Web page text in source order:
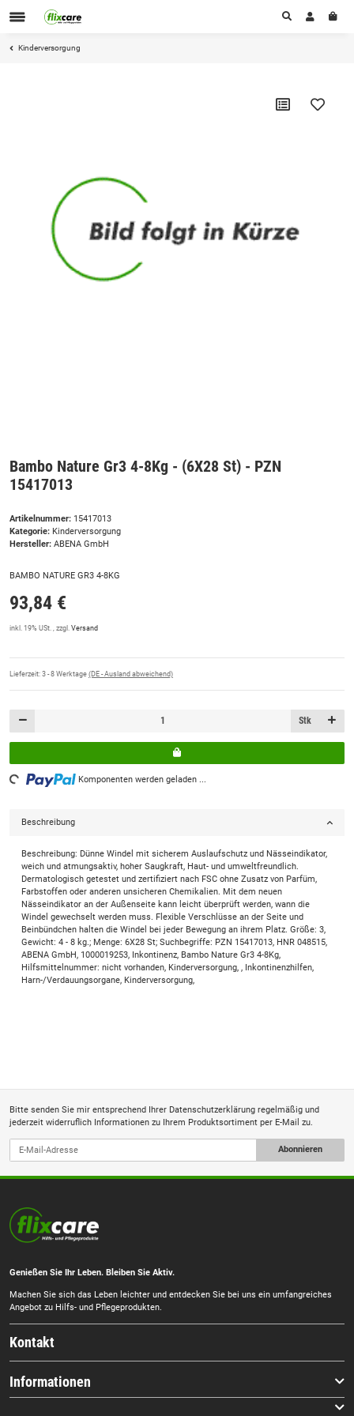
Kinderversorgung
Bambo Nature Gr3 4-8Kg - (6X28 St) - PZN
15417013
Artikelnummer: 15417013
Kategorie: Kinderversorgung
Hersteller: ABENA GmbH
BAMBO NATURE GR3 4-8KG
93,84 €
inkl. 19% USt. , zzgl. Versand
Lieferzeit: 3 - 8 Werktage (DE - Ausland abweichend)
Stk
Loading... Komponenten werden geladen ...
Beschreibung
Beschreibung: Dünne Windel mit sicherem Auslaufschutz und Nässeindikator,
weich und atmungsaktiv, hoher Saugkraft, Haut- und umweltfreundlich.
Dermatologisch getestet und zertifiziert nach FSC ohne Zusatz von Parfüm,
Farbstoffen oder anderen unsicheren Chemikalien. Mit dem neuen
Nässeindikator an der Außenseite kann leicht überprüft werden, wann die
Windel gewechselt werden muss. Flexible Verschlüsse an der Seite und
Beinbündchen halten die Windel bei jeder Bewegung an ihrem Platz. Größe: 3,
Gewicht: 4 - 8 kg.; Menge: 6X28 St; Suchbegriffe: PZN 15417013, HNR 048515,
ABENA GmbH, 1000019253, Inkontinenz, Bambo Nature Gr3 4-8Kg,
Hilfsmittelnummer: nicht vorhanden, Kinderversorgung, , Inkontinenzhilfen,
Harn-/Verdauungsorgane, Kinderversorgung,
Bitte senden Sie mir entsprechend Ihrer Datenschutzerklärung regelmäßig und
jederzeit widerruflich Informationen zu Ihrem Produktsortiment per E-Mail zu.
Abonnieren
Genießen Sie Ihr Leben. Bleiben Sie Aktiv.
Machen Sie sich das Leben leichter und entdecken Sie bei uns ein umfangreiches
Angebot zu Hilfs- und Pflegeprodukten.
Kontakt
Informationen